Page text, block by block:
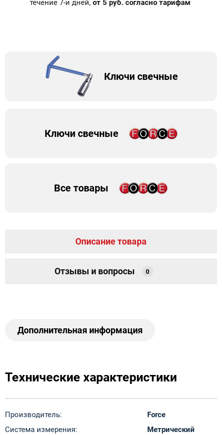
течение 7-и дней, от 5 руб. согласно тарифам
Ключи свечные
Ключи свечные
Все товары
Описание товара
Отзывы и вопросы 0
Дополнительная информация
Технические характеристики
Производитель:
Force
Система измерения:
Метрический